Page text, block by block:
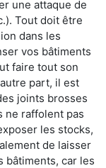
une attaque de
Tout doit être
dans les
vos bâtiments
faire tout son
part, il est
joints brosses
ne raffolent pas
les stocks,
de laisser
bâtiments, car les